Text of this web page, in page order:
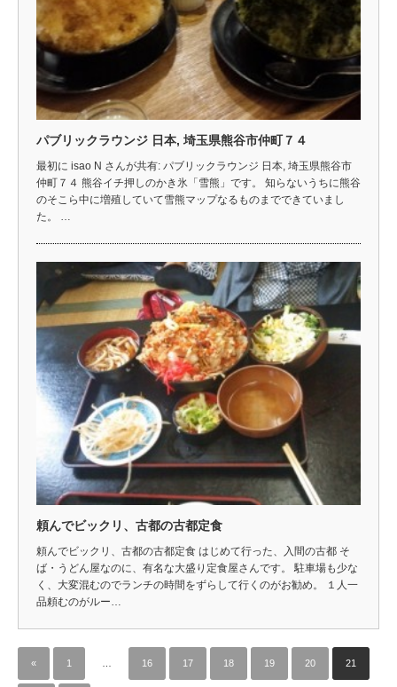
パブリックラウンジ 日本, 埼玉県熊谷市仲町７４
最初に isao N さんが共有: パブリックラウンジ 日本, 埼玉県熊谷市
仲町７４ 熊谷イチ押しのかき氷「雪熊」です。 知らないうちに熊谷
のそこら中に増殖していて雪熊マップなるものまでできていまし
た。 …
頼んでビックリ、古都の古都定食
頼んでビックリ、古都の古都定食 はじめて行った、入間の古都 そ
ば・うどん屋なのに、有名な大盛り定食屋さんです。 駐車場も少な
く、大変混むのでランチの時間をずらして行くのがお勧め。 １人一
品頼むのがルー…
« 1 16 17 18 19 20 21